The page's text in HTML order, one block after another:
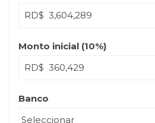
RD$
Monto inicial (10%)
RD$
Banco